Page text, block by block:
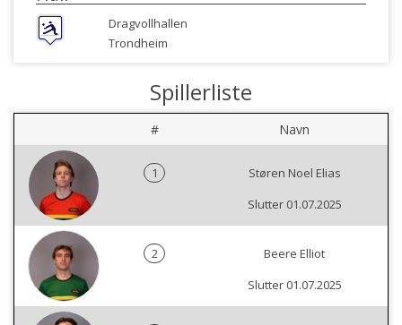
Dragvollhallen
Trondheim
Spillerliste
# Navn
1
Støren Noel Elias
Slutter 01.07.2025
2
Beere Elliot
Slutter 01.07.2025